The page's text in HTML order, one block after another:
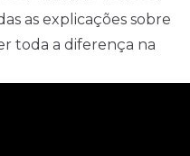
as explicações sobre
toda a diferença na